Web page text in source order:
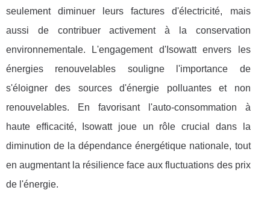
seulement diminuer leurs factures d'électricité, mais
aussi de contribuer activement à la conservation
environnementale. L'engagement d'Isowatt envers les
énergies renouvelables souligne l'importance de
s'éloigner des sources d'énergie polluantes et non
renouvelables. En favorisant l'auto-consommation à
haute efficacité, Isowatt joue un rôle crucial dans la
diminution de la dépendance énergétique nationale, tout
en augmentant la résilience face aux fluctuations des prix
de l'énergie.